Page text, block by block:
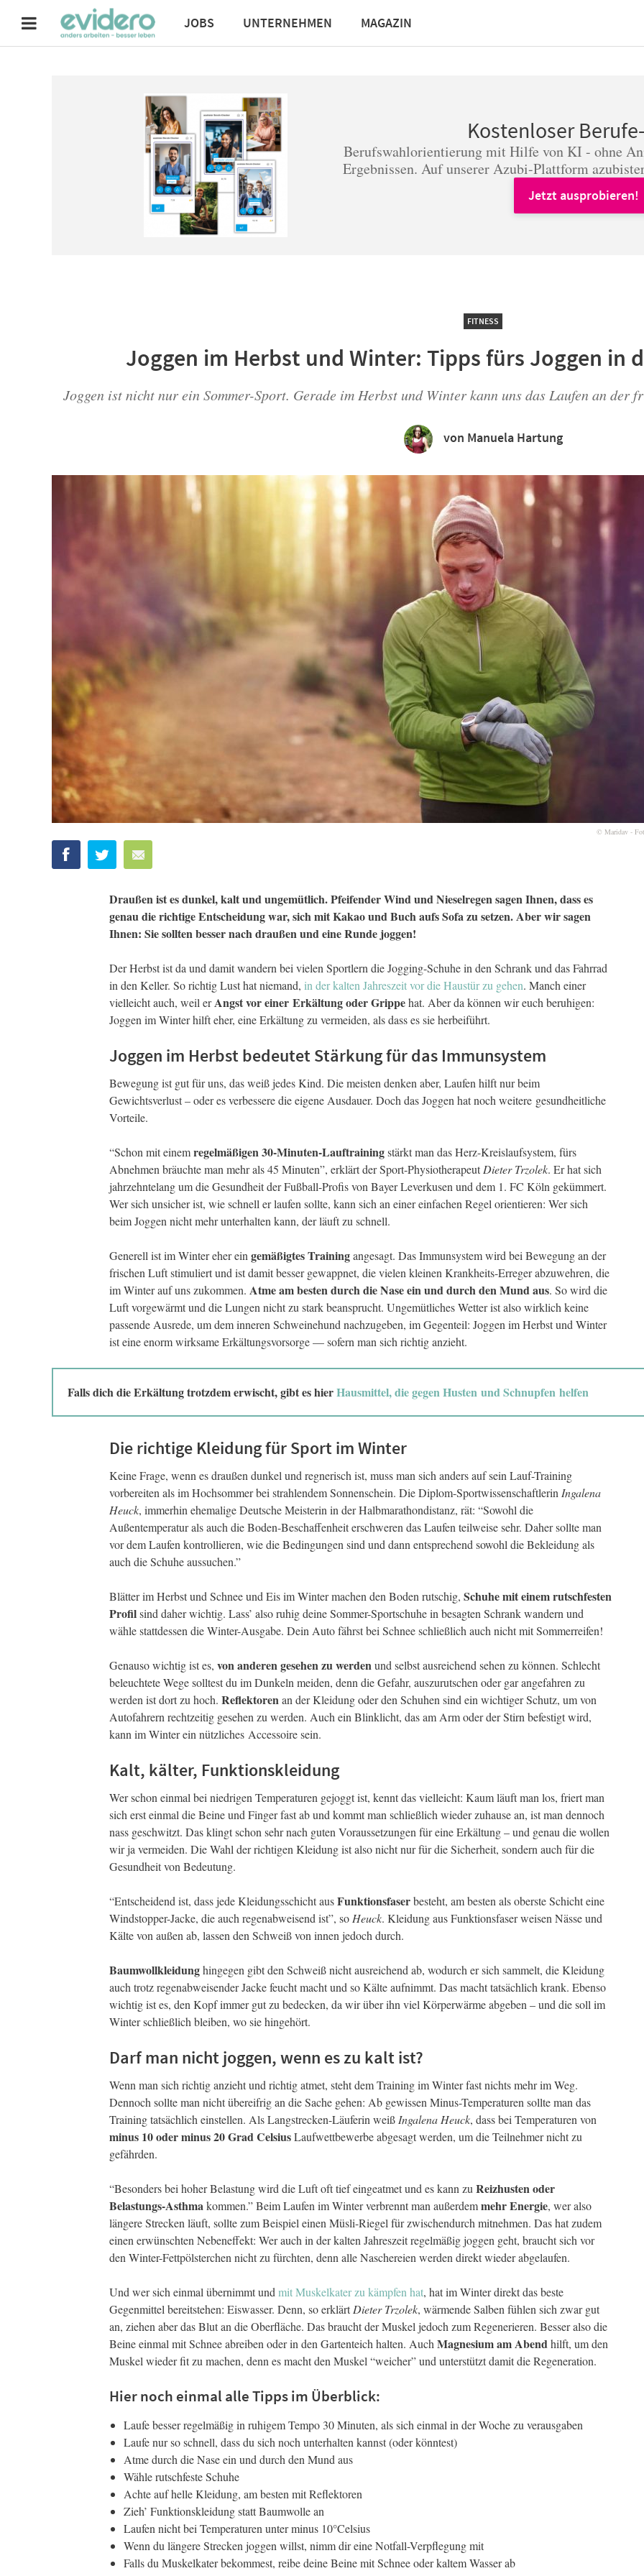
JOBS UNTERNEHMEN MAGAZIN
Kostenloser
Berufswahlorientierung mit Hilfe von KI - ohne
Ergebnissen. Auf unserer Azubi-Plattform
Jetzt ausprobieren!
FITNESS
Joggen im Herbst und Winter: Tipps fürs Joggen in
Joggen ist nicht nur ein Sommer-Sport. Gerade im Herbst und Winter kann uns das Laufen an der
von Manuela Hartung
© Maridav -
Draußen ist es dunkel, kalt und ungemütlich. Pfeifender Wind und Nieselregen sagen Ihnen, dass es
genau die richtige Entscheidung war, sich mit Kakao und Buch aufs Sofa zu setzen. Aber wir sagen
Ihnen: Sie sollten besser nach draußen und eine Runde joggen!
Der Herbst ist da und damit wandern bei vielen Sportlern die Jogging-Schuhe in den Schrank und das Fahrrad
in den Keller. So richtig Lust hat niemand, in der kalten Jahreszeit vor die Haustür zu gehen. Manch einer
vielleicht auch, weil erAngst vor einer Erkältung oder Grippehat. Aber da können wir euch beruhigen:
Joggen im Winter hilft eher, eine Erkältung zu vermeiden, als dass es sie herbeiführt.
Joggen im Herbst bedeutet Stärkung für das Immunsystem
Bewegung ist gut für uns, das weiß jedes Kind. Die meisten denken aber, Laufen hilft nur beim
Gewichtsverlust – oder es verbessere die eigene Ausdauer. Doch das Joggen hat noch weitere gesundheitliche
Vorteile.
“Schon mit einemregelmäßigen 30-Minuten-Lauftrainingstärkt man das Herz-Kreislaufsystem, fürs
Abnehmen bräuchte man mehr als 45 Minuten”, erklärt der Sport-PhysiotherapeutDieter Trzolek. Er hat sich
jahrzehntelang um die Gesundheit der Fußball-Profis von Bayer Leverkusen und dem 1. FC Köln gekümmert.
Wer sich unsicher ist, wie schnell er laufen sollte, kann sich an einer einfachen Regel orientieren: Wer sich
beim Joggen nicht mehr unterhalten kann, der läuft zu schnell.
Generell ist im Winter eher ein gemäßigtes Trainingangesagt. Das Immunsystem wird bei Bewegung an der
frischen Luft stimuliert und ist damit besser gewappnet, die vielen kleinen Krankheits-Erreger abzuwehren, die
im Winter auf uns zukommen. Atme am besten durch die Nase ein und durch den Mund aus. So wird die
Luft vorgewärmt und die Lungen nicht zu stark beansprucht. Ungemütliches Wetter ist also wirklich keine
passende Ausrede, um dem inneren Schweinehund nachzugeben, im Gegenteil: Joggen im Herbst und Winter
ist eine enorm wirksame Erkältungsvorsorge — sofern man sich richtig anzieht.
Falls dich die Erkältung trotzdem erwischt, gibt es hierHausmittel, die gegen Husten und Schnupfen helfen
Die richtige Kleidung für Sport im Winter
Keine Frage, wenn es draußen dunkel und regnerisch ist, muss man sich anders auf sein Lauf-Training
vorbereiten als im Hochsommer bei strahlendem Sonnenschein. Die Diplom-Sportwissenschaftlerin Ingalena
Heuck, immerhin ehemalige Deutsche Meisterin in der Halbmarathondistanz, rät: “Sowohl die
Außentemperatur als auch die Boden-Beschaffenheit erschweren das Laufen teilweise sehr. Daher sollte man
vor dem Laufen kontrollieren, wie die Bedingungen sind und dann entsprechend sowohl die Bekleidung als
auch die Schuhe aussuchen.”
Blätter im Herbst und Schnee und Eis im Winter machen den Boden rutschig, Schuhe mit einem rutschfesten
Profilsind daher wichtig. Lass’ also ruhig deine Sommer-Sportschuhe in besagten Schrank wandern und
wähle stattdessen die Winter-Ausgabe. Dein Auto fährst bei Schnee schließlich auch nicht mit Sommerreifen!
Genauso wichtig ist es, von anderen gesehen zu werdenund selbst ausreichend sehen zu können. Schlecht
beleuchtete Wege solltest du im Dunkeln meiden, denn die Gefahr, auszurutschen oder gar angefahren zu
werden ist dort zu hoch. Reflektorenan der Kleidung oder den Schuhen sind ein wichtiger Schutz, um von
Autofahrern rechtzeitig gesehen zu werden. Auch ein Blinklicht, das am Arm oder der Stirn befestigt wird,
kann im Winter ein nützliches Accessoire sein.
Kalt, kälter, Funktionskleidung
Wer schon einmal bei niedrigen Temperaturen gejoggt ist, kennt das vielleicht: Kaum läuft man los, friert man
sich erst einmal die Beine und Finger fast ab und kommt man schließlich wieder zuhause an, ist man dennoch
nass geschwitzt. Das klingt schon sehr nach guten Voraussetzungen für eine Erkältung – und genau die wollen
wir ja vermeiden. Die Wahl der richtigen Kleidung ist also nicht nur für die Sicherheit, sondern auch für die
Gesundheit von Bedeutung.
“Entscheidend ist, dass jede Kleidungsschicht ausFunktionsfaserbesteht, am besten als oberste Schicht eine
Windstopper-Jacke, die auch regenabweisend ist”, so Heuck. Kleidung aus Funktionsfaser weisen Nässe und
Kälte von außen ab, lassen den Schweiß von innen jedoch durch.
Baumwollkleidunghingegen gibt den Schweiß nicht ausreichend ab, wodurch er sich sammelt, die Kleidung
auch trotz regenabweisender Jacke feucht macht und so Kälte aufnimmt. Das macht tatsächlich krank. Ebenso
wichtig ist es, den Kopf immer gut zu bedecken, da wir über ihn viel Körperwärme abgeben – und die soll im
Winter schließlich bleiben, wo sie hingehört.
Darf man nicht joggen, wenn es zu kalt ist?
Wenn man sich richtig anzieht und richtig atmet, steht dem Training im Winter fast nichts mehr im Weg.
Dennoch sollte man nicht übereifrig an die Sache gehen: Ab gewissen Minus-Temperaturen sollte man das
Training tatsächlich einstellen. Als Langstrecken-Läuferin weiß Ingalena Heuck, dass bei Temperaturen von
minus 10 oder minus 20 Grad CelsiusLaufwettbewerbe abgesagt werden, um die Teilnehmer nicht zu
gefährden.
“Besonders bei hoher Belastung wird die Luft oft tief eingeatmet und es kann zu Reizhusten oder
Belastungs-Asthmakommen.” Beim Laufen im Winter verbrennt man außerdemmehr Energie, wer also
längere Strecken läuft, sollte zum Beispiel einen Müsli-Riegel für zwischendurch mitnehmen. Das hat zudem
einen erwünschten Nebeneffekt: Wer auch in der kalten Jahreszeit regelmäßig joggen geht, braucht sich vor
den Winter-Fettpölsterchen nicht zu fürchten, denn alle Naschereien werden direkt wieder abgelaufen.
Und wer sich einmal übernimmt und mit Muskelkater zu kämpfen hat, hat im Winter direkt das beste
Gegenmittel bereitstehen: Eiswasser. Denn, so erklärtDieter Trzolek, wärmende Salben fühlen sich zwar gut
an, ziehen aber das Blut an die Oberfläche. Das braucht der Muskel jedoch zum Regenerieren. Besser also die
Beine einmal mit Schnee abreiben oder in den Gartenteich halten. Auch Magnesium am Abendhilft, um den
Muskel wieder fit zu machen, denn es macht den Muskel “weicher” und unterstützt damit die Regeneration.
Hier noch einmal alle Tipps im Überblick:
Laufe besser regelmäßig in ruhigem Tempo 30 Minuten, als sich einmal in der Woche zu verausgaben
Laufe nur so schnell, dass du sich noch unterhalten kannst (oder könntest)
Atme durch die Nase ein und durch den Mund aus
Wähle rutschfeste Schuhe
Achte auf helle Kleidung, am besten mit Reflektoren
Zieh’ Funktionskleidung statt Baumwolle an
Laufen nicht bei Temperaturen unter minus 10°Celsius
Wenn du längere Strecken joggen willst, nimm dir eine Notfall-Verpflegung mit
Falls du Muskelkater bekommest, reibe deine Beine mit Schnee oder kaltem Wasser ab